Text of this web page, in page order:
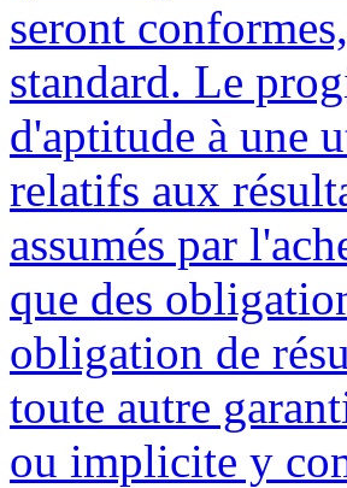
seront
standard. Le
d'aptitude à une
relatifs aux
assumés par
que des
obligation de
toute autre
ou implicite y